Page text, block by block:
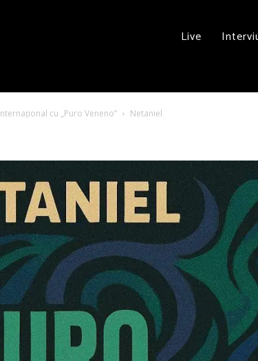
Live
cu „Puro Veneno” Netaniel